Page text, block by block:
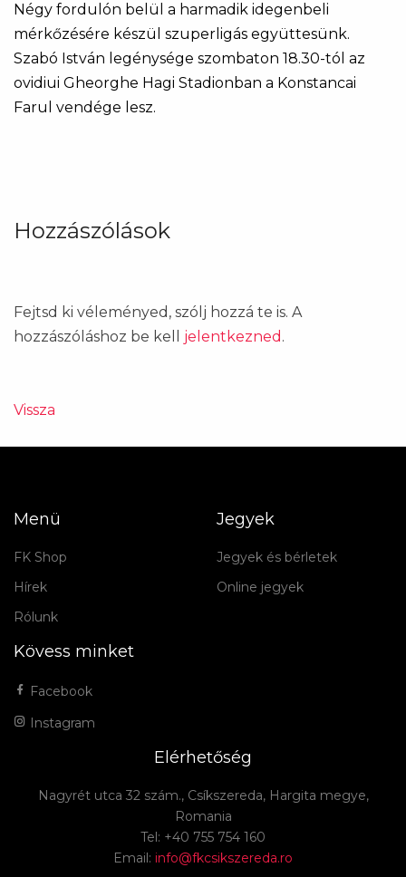
Négy fordulón belül a harmadik idegenbeli
mérkőzésére készül szuperligás együttesünk.
Szabó István legénysége szombaton 18.30-tól az
ovidiui Gheorghe Hagi Stadionban a Konstancai
Farul vendége lesz.
Hozzászólások
Fejtsd ki véleményed, szólj hozzá te is. A
hozzászóláshoz be kell jelentkezned .
Vissza
Menü
FK Shop
Hírek
Rólunk
Jegyek
Jegyek és bérletek
Online jegyek
Kövess minket
Facebook
Instagram
Elérhetőség
Nagyrét utca 32 szám., Csíkszereda, Hargita megye,
Romania
Tel: +40 755 754 160
Email: info@fkcsikszereda.ro